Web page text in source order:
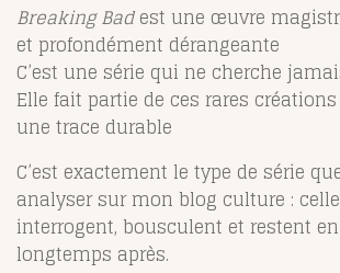
Breaking Badest une œuvre
et profondément dérangeante
C’est une série qui ne cherche
Elle fait partie de ces rares
une trace durable
C’est exactement le type de série
analyser sur mon blog culture :
interrogent, bousculent et restent
longtemps après.